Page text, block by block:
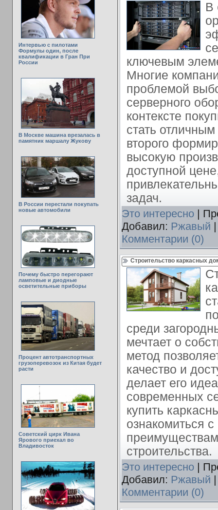
Интервью с пилотами
Формулы один, после
квалификации в Гран При
России
В Москве машина врезалась в
памятник маршалу Жукову
В России перестали покупать
новые автомобили
Почему быстро перегорают
ламповые и диодные
осветительные приборы
Процент автотранспортных
грузоперевозок из Китая будет
расти
Советский цирк Ивана
Ярового приехал во
Владивосток
В
ключевым
Многие
проблемой
серверного
контексте
стать
второго
высокую
доступной
задач.
Это интересно|
Добавил: Ржавый
Комментарии (0)
Строительство каркасных
среди
мечтает о
метод
качество и
делает его
современных
купить
ознакомиться
строительства.
Это интересно|
Добавил: Ржавый
Комментарии (0)